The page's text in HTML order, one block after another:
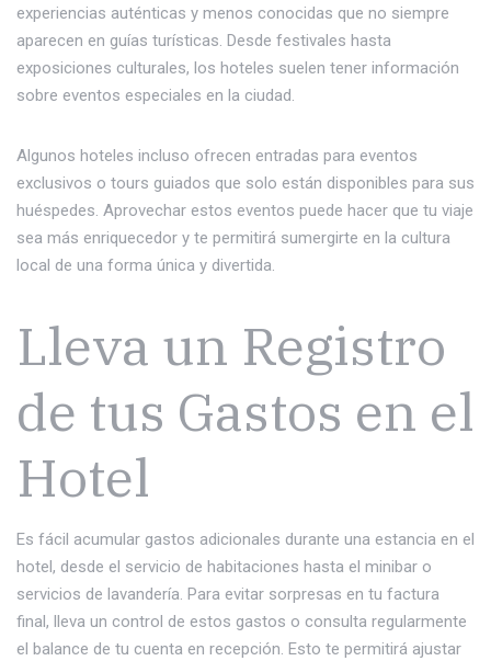
experiencias auténticas y menos conocidas que no siempre
aparecen en guías turísticas. Desde festivales hasta
exposiciones culturales, los hoteles suelen tener información
sobre eventos especiales en la ciudad.
Algunos hoteles incluso ofrecen entradas para eventos
exclusivos o tours guiados que solo están disponibles para sus
huéspedes. Aprovechar estos eventos puede hacer que tu viaje
sea más enriquecedor y te permitirá sumergirte en la cultura
local de una forma única y divertida.
Lleva un Registro
de tus Gastos en el
Hotel
Es fácil acumular gastos adicionales durante una estancia en el
hotel, desde el servicio de habitaciones hasta el minibar o
servicios de lavandería. Para evitar sorpresas en tu factura
final, lleva un control de estos gastos o consulta regularmente
el balance de tu cuenta en recepción. Esto te permitirá ajustar